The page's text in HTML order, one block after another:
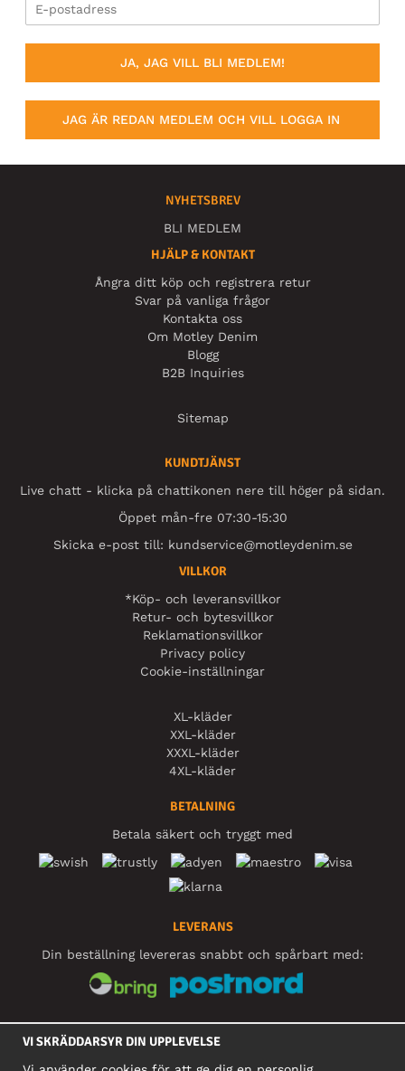
JA, JAG VILL BLI MEDLEM!
JAG ÄR REDAN MEDLEM OCH VILL LOGGA IN
NYHETSBREV
BLI MEDLEM
HJÄLP & KONTAKT
Ångra ditt köp och registrera retur
Svar på vanliga frågor
Kontakta oss
Om Motley Denim
Blogg
B2B Inquiries
Sitemap
KUNDTJÄNST
Live chatt - klicka på chattikonen nere till höger på sidan.
Öppet mån-fre 07:30-15:30
Skicka e-post till: kundservice@motleydenim.se
VILLKOR
*Köp- och leveransvillkor
Retur- och bytesvillkor
Reklamationsvillkor
Privacy policy
Cookie-inställningar
XL-kläder
XXL-kläder
XXXL-kläder
4XL-kläder
BETALNING
Betala säkert och tryggt med
LEVERANS
Din beställning levereras snabbt och spårbart med:
SOCIALA MEDIER
VI SKRÄDDARSYR DIN UPPLEVELSE